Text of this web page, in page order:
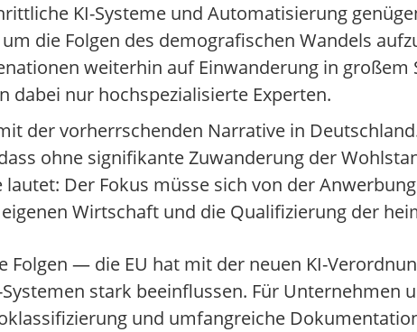
KI-Systeme und Automatisierung
die Folgen des demografischen Wandels
weiterhin auf Einwanderung in großem
dabei nur hochspezialisierte Experten.
der vorherrschenden Narrative in
ohne signifikante Zuwanderung der
lautet: Der Fokus müsse sich von der
Wirtschaft und die Qualifizierung der
Folgen — die EU hat mit der neuen KI-
stark beeinflussen. Für Unternehmen
und umfangreiche